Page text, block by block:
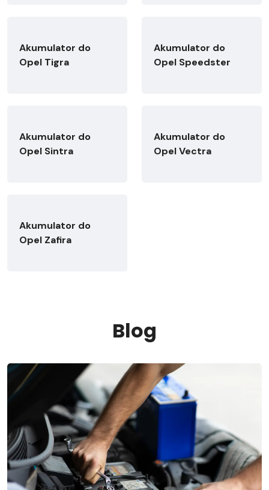
Akumulator do
Opel Tigra
Akumulator do
Opel Speedster
Akumulator do
Opel Sintra
Akumulator do
Opel Vectra
Akumulator do
Opel Zafira
Blog